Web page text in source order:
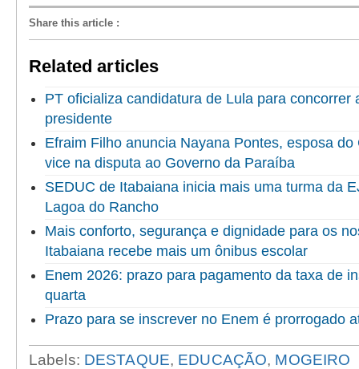
Share this article :
Related articles
PT oficializa candidatura de Lula para concorrer
presidente
Efraim Filho anuncia Nayana Pontes, esposa
vice na disputa ao Governo da Paraíba
SEDUC de Itabaiana inicia mais uma turma da
Lagoa do Rancho
Mais conforto, segurança e dignidade para os
Itabaiana recebe mais um ônibus escolar
Enem 2026: prazo para pagamento da taxa de
quarta
Prazo para se inscrever no Enem é prorrogado
Labels: DESTAQUE, EDUCAÇÃO, MOGEIRO